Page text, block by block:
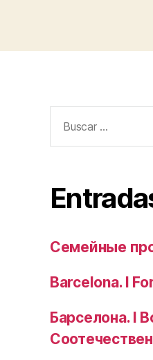
Семейные
Barcelona. I
Барселона. I